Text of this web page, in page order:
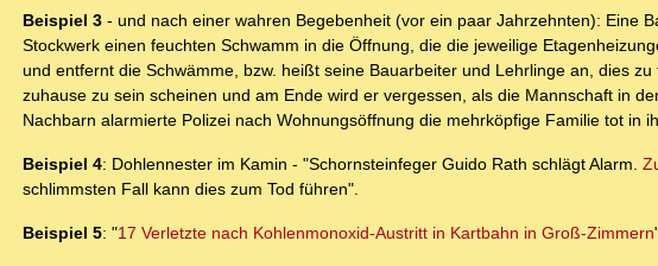
Beispiel 3 - und nach einer wahren Begebenheit (vor ein paar Jahrzehnten): Eine
Stockwerk einen feuchten Schwamm in die Öffnung, die die jeweilige
und entfernt die Schwämme, bzw. heißt seine Bauarbeiter und Lehrlinge an, dies
zuhause zu sein scheinen und am Ende wird er vergessen, als die Mannschaft in
Nachbarn alarmierte Polizei nach Wohnungsöffnung die mehrköpfige Familie tot in
Beispiel 4: Dohlennester im Kamin - "Schornsteinfeger Guido Rath schlägt Alarm.
schlimmsten Fall kann dies zum Tod führen".
Beispiel 5: "17 Verletzte nach Kohlenmonoxid-Austritt in Kartbahn in Groß-Zimmern